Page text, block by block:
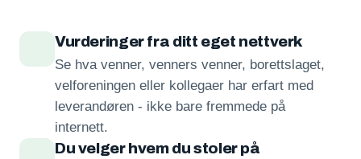
Vurderinger fra ditt eget nettverk
Se hva venner, venners venner, borettslaget,
velforeningen eller kollegaer har erfart med
leverandøren - ikke bare fremmede på
internett.
Du velger hvem du stoler på